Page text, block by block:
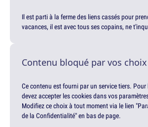
Il est parti à la ferme des liens cassés pour
vacances, il est avec tous ses copains, ne
Contenu bloqué par vos
Ce contenu est fourni par un service tiers.
devez accepter les cookies dans vos
Modifiez ce choix à tout moment via le lien
de la Confidentialité" en bas de page.